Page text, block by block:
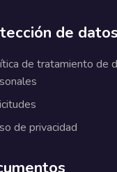
de
de tratamiento de
de privacidad